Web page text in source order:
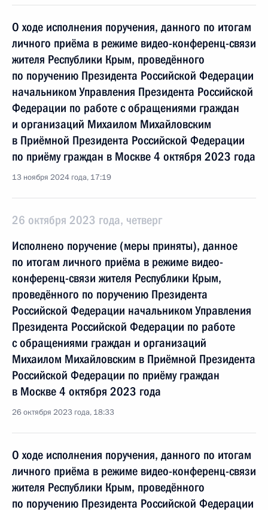
О ходе исполнения поручения, данного по итогам
личного приёма в режиме видео-конференц-связи
жителя Республики Крым, проведённого
по поручению Президента Российской Федерации
начальником Управления Президента Российской
Федерации по работе с обращениями граждан
и организаций Михаилом Михайловским
в Приёмной Президента Российской Федерации
по приёму граждан в Москве 4 октября 2023 года
13 ноября 2024 года, 17:19
26 октября 2023 года, четверг
Исполнено поручение (меры приняты), данное
по итогам личного приёма в режиме видео-
конференц-связи жителя Республики Крым,
проведённого по поручению Президента
Российской Федерации начальником Управления
Президента Российской Федерации по работе
с обращениями граждан и организаций
Михаилом Михайловским в Приёмной Президента
Российской Федерации по приёму граждан
в Москве 4 октября 2023 года
26 октября 2023 года, 18:33
О ходе исполнения поручения, данного по итогам
личного приёма в режиме видео-конференц-связи
жителя Республики Крым, проведённого
по поручению Президента Российской Федерации